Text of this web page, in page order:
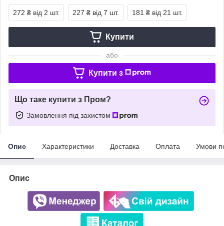
272 ₴ від 2 шт. 227 ₴ від 7 шт. 181 ₴ від 21 шт.
Купити
або
Купити з
Що таке купити з Пром?
Замовлення під захистом
Опис Характеристики Доставка Оплата Умови
Опис